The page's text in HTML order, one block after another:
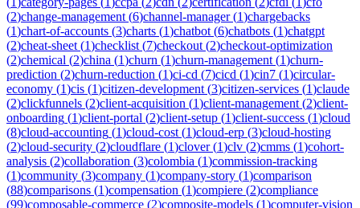
(2)change-management (6)channel-manager(1)chargebacks
(1)chart-of-accounts (3)charts (1)chatbot (6)chatbots (1)chatgpt
(2)cheat-sheet (1)checklist (7)checkout (2)checkout-optimization
(2)chemical (2)china (1)churn (1)churn-management (1)churn-
prediction (2)churn-reduction (1)ci-cd (7)cicd (1)cin7 (1)circular-
economy (1)cis (1)citizen-development (3)citizen-services (1)claude
(2)clickfunnels (2)client-acquisition (1)client-management (2)client-
onboarding (1)client-portal (2)client-setup (1)client-success (1)cloud
(8)cloud-accounting (1)cloud-cost (1)cloud-erp (3)cloud-hosting
(2)cloud-security (2)cloudflare (1)clover(1)clv (2)cmms (1)cohort-
analysis (2)collaboration (3)colombia (1)commission-tracking
(1)community (3)company (1)company-story (1)comparison
(88)comparisons (1)compensation (1)compiere (2)compliance
(99)composable-commerce (2)composite-models (1)computer-vision